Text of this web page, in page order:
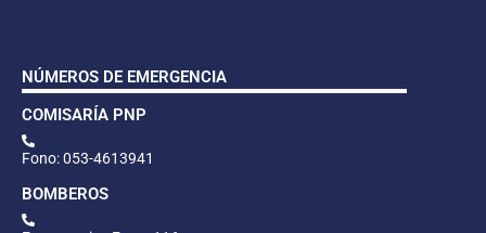
NÚMEROS DE EMERGENCIA
COMISARÍA PNP
Fono: 053-4613941
BOMBEROS